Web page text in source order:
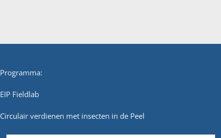
Programma:
EIP Fieldlab
Circulair verdienen met insecten in de Peel